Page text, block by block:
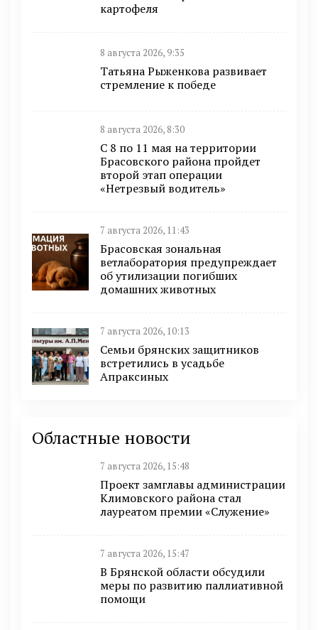
картофеля
8 августа 2026, 9:35
Татьяна Рыженкова развивает
стремление к победе
8 августа 2026, 8:30
С 8 по 11 мая на территории
Брасовского района пройдет
второй этап операции
«Нетрезвый водитель»
7 августа 2026, 11:43
Брасовская зональная
ветлаборатория предупреждает
об утилизации погибших
домашних животных
7 августа 2026, 10:13
Семьи брянских защитников
встретились в усадьбе
Апраксиных
Областные новости
7 августа 2026, 15:48
Проект замглавы администрации
Климовского района стал
лауреатом премии «Служение»
7 августа 2026, 15:47
В Брянской области обсудили
меры по развитию паллиативной
помощи